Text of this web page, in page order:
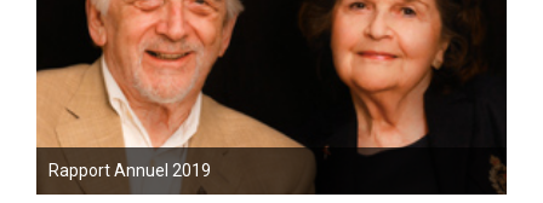
Rapport Annuel 2019